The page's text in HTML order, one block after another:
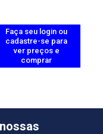
Faça seu login ou
cadastre-se para
ver preços e
comprar